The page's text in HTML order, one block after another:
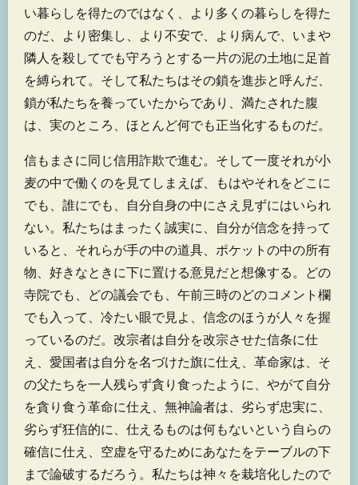
い暮らしを得たのではなく、より多くの暮らしを得た
のだ、より密集し、より不安で、より病んで、いまや
隣人を殺してでも守ろうとする一片の泥の土地に足首
を縛られて。そして私たちはその鎖を進歩と呼んだ、
鎖が私たちを養っていたからであり、満たされた腹
は、実のところ、ほとんど何でも正当化するものだ。
信もまさに同じ信用詐欺で進む。そして一度それが小
麦の中で働くのを見てしまえば、もはやそれをどこに
でも、誰にでも、自分自身の中にさえ見ずにはいられ
ない。私たちはまったく誠実に、自分が信念を持って
いると、それらが手の中の道具、ポケットの中の所有
物、好きなときに下に置ける意見だと想像する。どの
寺院でも、どの議会でも、午前三時のどのコメント欄
でも入って、冷たい眼で見よ、信念のほうが人々を握
っているのだ。改宗者は自分を改宗させた信条に仕
え、愛国者は自分を名づけた旗に仕え、革命家は、そ
の父たちを一人残らず貪り食ったように、やがて自分
を貪り食う革命に仕え、無神論者は、劣らず忠実に、
劣らず狂信的に、仕えるものは何もないという自らの
確信に仕え、空虚を守るためにあなたをテーブルの下
まで論破するだろう。私たちは神々を栽培化したので